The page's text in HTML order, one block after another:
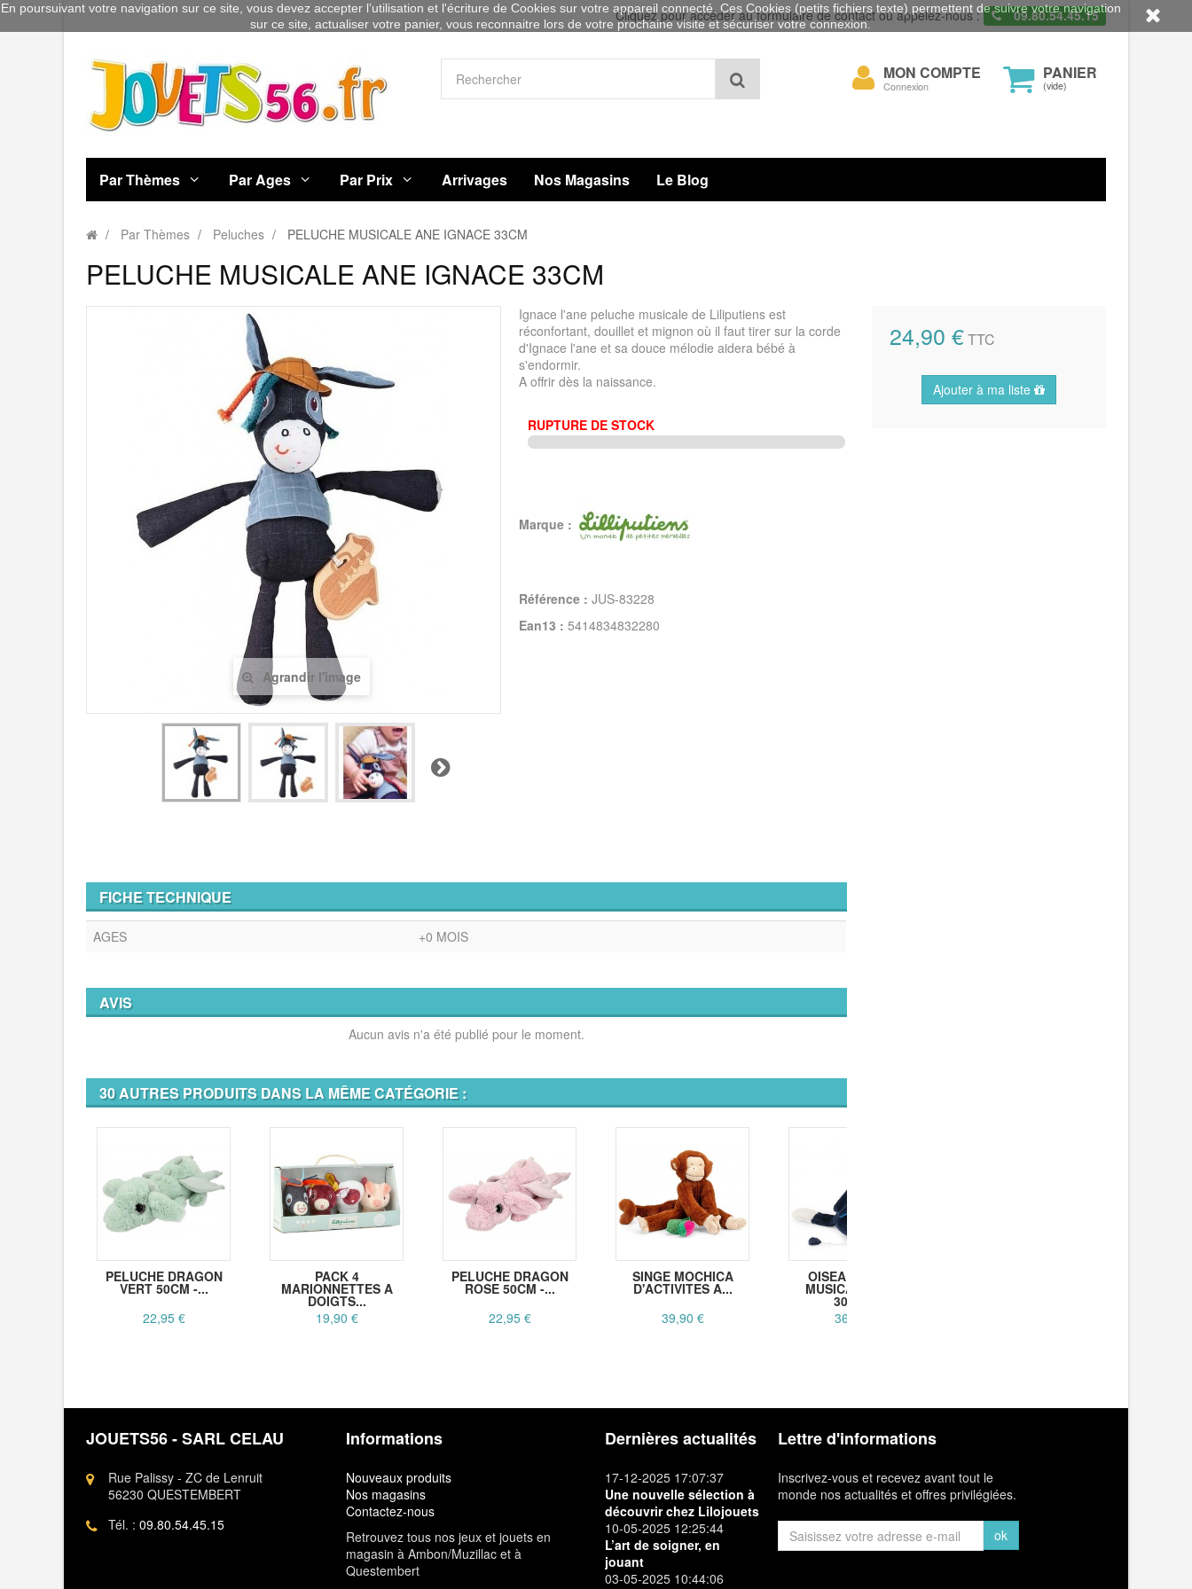
Cliquez pour accéder au formulaire de contact ou appelez-nous : 09.80.54.45.15
PANIER
(vide)
Mon
compte
MON COMPTE
Connexion
Par Thèmes Par Ages Par Prix Arrivages Nos Magasins Le Blog
Par Thèmes Peluches PELUCHE MUSICALE ANE IGNACE 33CM
PELUCHE MUSICALE ANE IGNACE 33CM
Agrandir l'image
Suivant
24,90 €TTC
Ajouter à ma liste
Ignace l'ane peluche musicale de Liliputiens est
réconfortant, douillet et mignon où il faut tirer sur la corde
d'Ignace l'ane et sa douce mélodie aidera bébé à
s'endormir.
A offrir dès la naissance.
RUPTURE DE STOCK
Marque :
Référence : JUS-83228
Ean13 : 5414834832280
FICHE TECHNIQUE
AGES +0 MOIS
AVIS
Aucun avis n'a été publié pour le moment.
30 AUTRES PRODUITS DANS LA MÊME CATÉGORIE :
PELUCHE DRAGON
VERT 50CM -...
22,95 €
PACK 4
MARIONNETTES A
DOIGTS...
19,90 €
PELUCHE DRAGON
ROSE 50CM -...
22,95 €
SINGE MOCHICA
D'ACTIVITES A...
39,90 €
OISEAU CALAO
MUSICAL LITCHI
30CM...
36,90 €
JOUETS56 - SARL CELAU
Rue Palissy - ZC de Lenruit
56230 QUESTEMBERT
Tél. : 09.80.54.45.15
Informations
Nouveaux produits
Nos magasins
Contactez-nous
Retrouvez tous nos jeux et jouets en
magasin à Ambon/Muzillac et à
Questembert
Dernières actualités
17-12-2025 17:07:37
Une nouvelle sélection à
découvrir chez Lilojouets
10-05-2025 12:25:44
L’art de soigner, en
jouant
03-05-2025 10:44:06
Lettre d'informations
Inscrivez-vous et recevez avant tout le
monde nos actualités et offres privilégiées.
ok
En poursuivant votre navigation sur ce site, vous devez accepter l’utilisation et l'écriture de Cookies sur votre appareil connecté. Ces Cookies (petits fichiers texte) permettent de suivre votre navigation
sur ce site, actualiser votre panier, vous reconnaitre lors de votre prochaine visite et sécuriser votre connexion.